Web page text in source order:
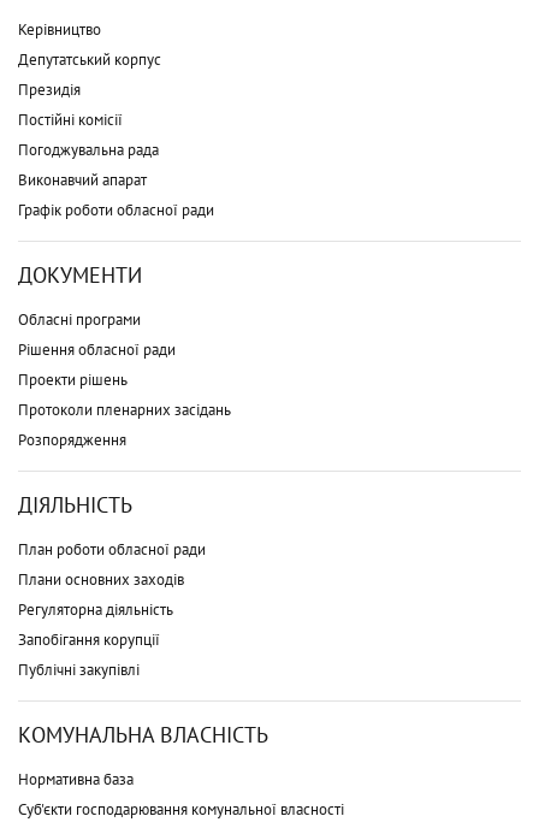
Керівництво
Депутатський корпус
Президія
Постійні комісії
Погоджувальна рада
Виконавчий апарат
Графік роботи обласної ради
ДОКУМЕНТИ
Обласні програми
Рішення обласної ради
Проекти рішень
Протоколи пленарних засідань
Розпорядження
ДІЯЛЬНІСТЬ
План роботи обласної ради
Плани основних заходів
Регуляторна діяльність
Запобігання корупції
Публічні закупівлі
КОМУНАЛЬНА ВЛАСНІСТЬ
Нормативна база
Суб'єкти господарювання комунальної власності